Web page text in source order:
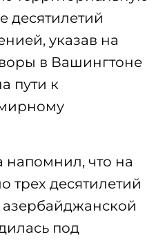
десятилетий
указав на
в Вашингтоне
пути к
напомнил, что на
трех десятилетий
азербайджанской
под